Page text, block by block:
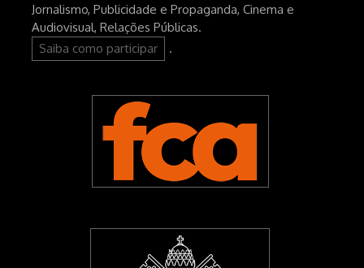
Jornalismo, Publicidade e Propaganda, Cinema e
Audiovisual, Relações Públicas.
Saiba como participar
.